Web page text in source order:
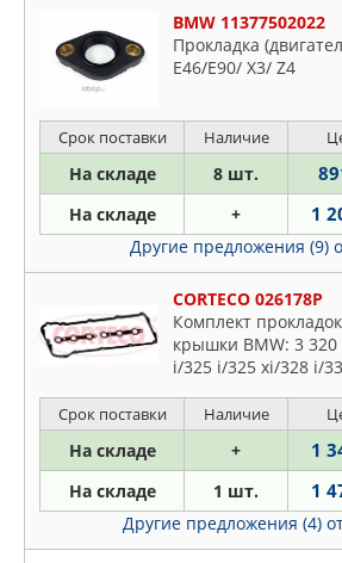
BMW 11377502022
Прокладка
E46/E90/ X3/ Z4
Срок поставки Наличие
На складе 8 шт.
На складе + 1
Другие предложения (9)
CORTECO 026178P
Комплект
крышки BMW: 3 320
i/325 i/325 xi/328 i/
01-05, 3 Touring 320 i
Срок поставки Наличие
На складе + 1
На складе 1 шт. 1
Другие предложения (4)